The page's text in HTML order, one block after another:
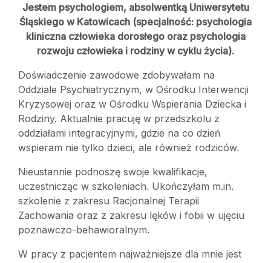
Jestem psychologiem, absolwentką Uniwersytetu
Śląskiego w Katowicach (specjalność: psychologia
kliniczna człowieka dorosłego oraz psychologia
rozwoju człowieka i rodziny w cyklu życia).
Doświadczenie zawodowe zdobywałam na
Oddziale Psychiatrycznym, w Ośrodku Interwencji
Kryzysowej oraz w Ośrodku Wspierania Dziecka i
Rodziny. Aktualnie pracuję w przedszkolu z
oddziałami integracyjnymi, gdzie na co dzień
wspieram nie tylko dzieci, ale również rodziców.
Nieustannie podnoszę swoje kwalifikacje,
uczestnicząc w szkoleniach. Ukończyłam m.in.
szkolenie z zakresu Racjonalnej Terapii
Zachowania oraz z zakresu lęków i fobii w ujęciu
poznawczo-behawioralnym.
W pracy z pacjentem najważniejsze dla mnie jest